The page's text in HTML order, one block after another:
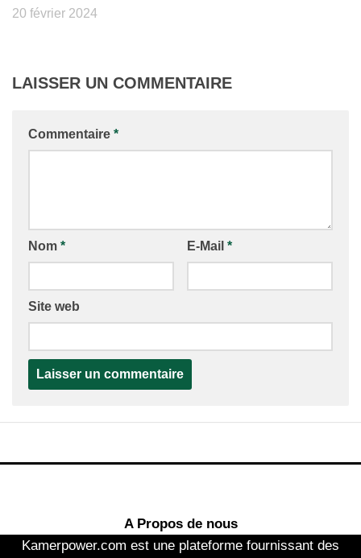
20 février 2024
LAISSER UN COMMENTAIRE
Commentaire *
Nom * E-Mail *
Site web
A Propos de nous
Kamerpower.com est une plateforme fournissant des